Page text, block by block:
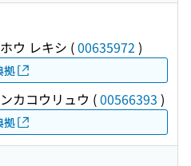
ウ レキシ (00635972 )
拠
カコウリュウ (00566393 )
拠